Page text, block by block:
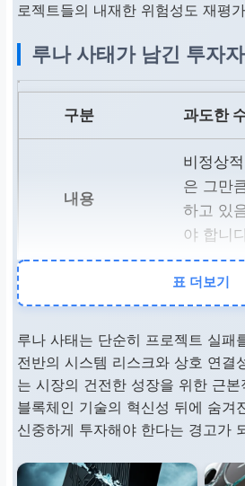
로젝트들의 내재한 위험성도 재평
루나 사태가 남긴 투자
과도한
비정상
은 그만
하고 있
야 합니
잠재적
투자 전
백서, 기
재된 위
분석해
분산 투
표 더보기
루나 사태는 단순히 프로젝트 실패
전반의 시스템 리스크와 상호 연결
는 시장의 건전한 성장을 위한 근
블록체인 기술의 혁신성 뒤에 숨겨
신중하게 투자해야 한다는 경고가